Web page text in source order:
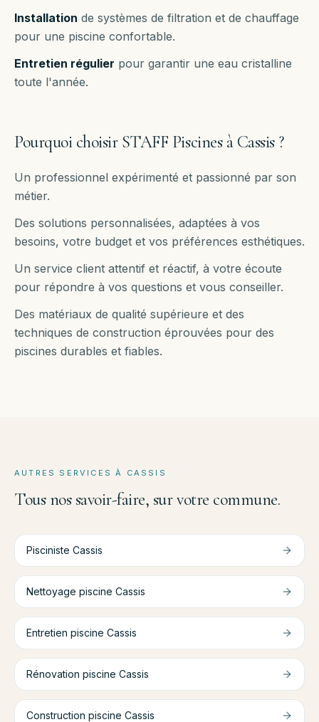
Installation de systèmes de filtration et de chauffage
pour une piscine confortable.
Entretien régulier pour garantir une eau cristalline
toute l'année.
Pourquoi choisir STAFF Piscines à Cassis?
Un professionnel expérimenté et passionné par son
métier.
Des solutions personnalisées, adaptées à vos
besoins, votre budget et vos préférences esthétiques.
Un service client attentif et réactif, à votre écoute
pour répondre à vos questions et vous conseiller.
Des matériaux de qualité supérieure et des
techniques de construction éprouvées pour des
piscines durables et fiables.
AUTRES SERVICES À CASSIS
Tous nos savoir-faire, sur votre commune.
Pisciniste Cassis
Nettoyage piscine Cassis
Entretien piscine Cassis
Rénovation piscine Cassis
Construction piscine Cassis